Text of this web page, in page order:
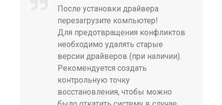
После установки драйвера
перезагрузите компьютер!
Для предотвращения конфликтов
необходимо удалять старые
версии драйверов (при наличии).
Рекомендуется создать
контрольную точку
восстановления, чтобы можно